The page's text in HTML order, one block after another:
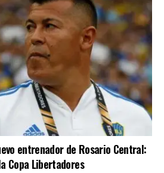
entrenador de Rosario Central:
Copa Libertadores